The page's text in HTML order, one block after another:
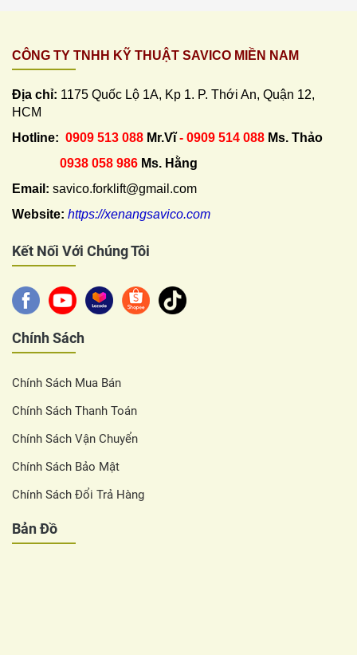
CÔNG TY TNHH KỸ THUẬT SAVICO MIỀN NAM
Địa chỉ: 1175 Quốc Lộ 1A, Kp 1. P. Thới An, Quận 12,
HCM
Hotline: 0909 513 088 Mr.Vĩ- 0909 514 088 Ms. Thảo
0938 058 986 Ms. Hằng
Email: savico.forklift@gmail.com
Website: https://xenangsavico.com
Kết Nối Với Chúng Tôi
Chính Sách
Chính Sách Mua Bán
Chính Sách Thanh Toán
Chính Sách Vận Chuyển
Chính Sách Bảo Mật
Chính Sách Đổi Trả Hàng
Bản Đồ